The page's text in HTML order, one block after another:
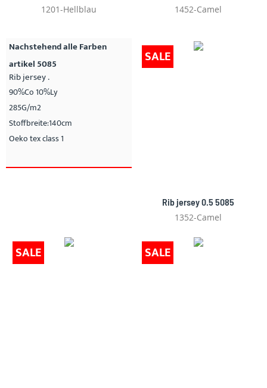
1201-Hellblau
1452-Camel
Nachstehend alle Farben
artikel 5085
Rib jersey .
90%Co 10%Ly
285G/m2
Stoffbreite:140cm
Oeko tex class 1
SALE
Rib jersey 0.5 5085
1352-Camel
SALE SALE